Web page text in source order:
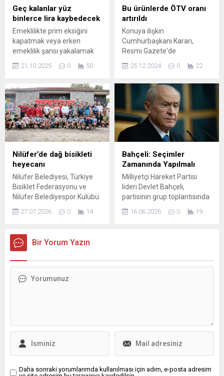
heyeti arasında belge
talepleri ve duruşma
nakilleri gündeme geldi.
İmamoğlu’nun avukatı
Hasan Fehmi Demir,...
yöntemleri, yöneticilerin
yetki ve sorumluluklarına
mekanizmalarının
güçlendirilmesi yer alıyor. Bu
düzenlemelerle birlikte,
tüketicinin korunmasına
Geç kalanlar yüz
binlerce lira kaybedecek
Emeklilikte prim eksiğini
kapatmak veya erken
emeklilik şansı yakalamak
başladı. Uzmanlara göre,
yeni düzenlemeyle
borçlanma maliyetleri iki
katına kadar artacak.
Emeklilik planlamasını yıl
sonuna kadar yapmayanlar,
yüz binlerce lira fark
ödemek zorunda kalabilir.
21.10.2025 0 50
Bu ürünlerde ÖTV oranı
artırıldı
Konuya ilişkin
Cumhurbaşkanı Kararı,
Resmi Gazete'de
girdi. Buna göre, alkollü
asgari maktu vergi tutarı
1428,44 liraya yükseldi.
Nargile tütünlerinde de
asgari maktu vergi tutarı
0,34 liradan 0,56 ...
25.12.2024 0 22
Nilüfer’de dağ bisikleti
heyecanı
Nilüfer Belediyesi, Türkiye
Bisiklet Federasyonu ve
Nilüfer Belediyespor Kulübü
iş birliğiyle düzenlenen
Nilüfer Belediyesi 1. Bölge 3.
Balat Atatürk Ormanı’nda
gerçekleştirildi. Yağmurlu
95 sporcu dereceye girmek
27.07.2026 0 14
Bahçeli: Seçimler
Zamanında Yapılmalı
Milliyetçi Hareket Partisi
lideri Devlet Bahçeli,
partisinin grup toplantısında
gündeme dair
değerlendirmeler yaptı ve
Bahçeli, seçim
16.06.2026 0 19
Bir Yorum Yazın
Daha sonraki yorumlarımda kullanılması için adım, e-posta adresim